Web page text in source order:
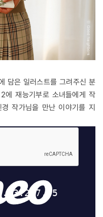
담은 일러스트를 그려주신 분
에 재능기부로 소녀들에게 작
작가님을 만난 이야기를 지